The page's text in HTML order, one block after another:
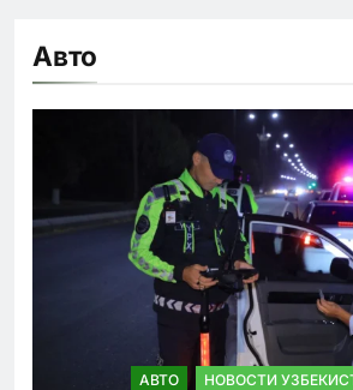
Авто
АВТО НОВОСТИ